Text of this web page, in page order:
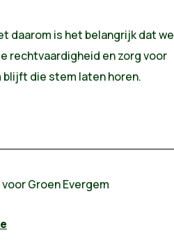
daarom is het belangrijk dat we
rechtvaardigheid en zorg voor
blijft die stem laten horen.
Groen Evergem